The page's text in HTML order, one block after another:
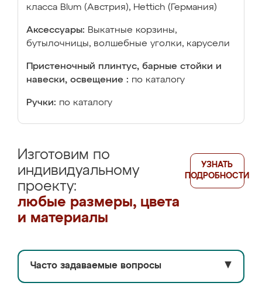
класса Blum (Австрия), Hettich (Германия)
Аксессуары: Выкатные корзины,
бутылочницы, волшебные уголки, карусели
Пристеночный плинтус, барные стойки и
навески, освещение : по каталогу
Ручки: по каталогу
Изготовим по
индивидуальному
проекту:
любые размеры, цвета
и материалы
УЗНАТЬ
ПОДРОБНОСТИ
Часто задаваемые вопросы ▼